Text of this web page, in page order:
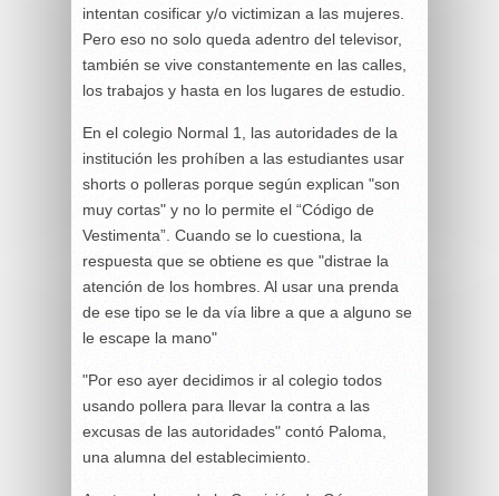
intentan cosificar y/o victimizan a las mujeres.
Pero eso no solo queda adentro del televisor,
también se vive constantemente en las calles,
los trabajos y hasta en los lugares de estudio.
En el colegio Normal 1, las autoridades de la
institución les prohíben a las estudiantes usar
shorts o polleras porque según explican "son
muy cortas" y no lo permite el “Código de
Vestimenta”. Cuando se lo cuestiona, la
respuesta que se obtiene es que "distrae la
atención de los hombres. Al usar una prenda
de ese tipo se le da vía libre a que a alguno se
le escape la mano"
"Por eso ayer decidimos ir al colegio todos
usando pollera para llevar la contra a las
excusas de las autoridades" contó Paloma,
una alumna del establecimiento.